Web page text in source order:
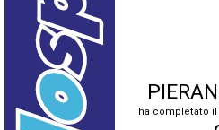
ha completato il